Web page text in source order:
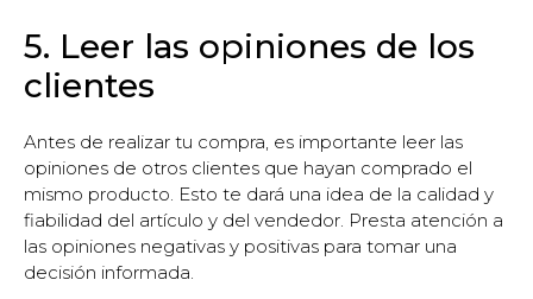
5. Leer las opiniones de los
clientes
Antes de realizar tu compra, es importante leer las
opiniones de otros clientes que hayan comprado el
mismo producto. Esto te dará una idea de la calidad y
fiabilidad del artículo y del vendedor. Presta atención a
las opiniones negativas y positivas para tomar una
decisión informada.